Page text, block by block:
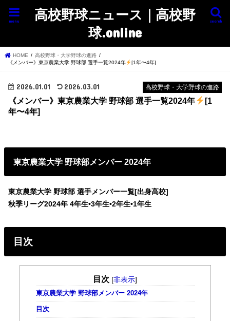
高校野球ニュース｜高校野
球.online
search
menu
HOME
高校野球・大学野球の進路
《メンバー》東京農業大学 野球部 選手一覧2024年
[1年〜4年]
高校野球・大学野球の進路
2026.01.01 2026.03.01
《メンバー》東京農業大学 野球部 選手一覧2024年
[1
年〜4年]
東京農業大学 野球部メンバー 2024年
東京農業大学 野球部 選手メンバー一覧[出身高校]
秋季リーグ2024年4年生•3年生•2年生•1年生
目次
目次 [非表示]
東京農業大学 野球部メンバー 2024年
目次